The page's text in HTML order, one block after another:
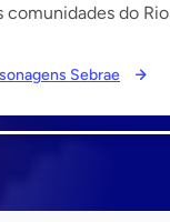
do
Sebrae